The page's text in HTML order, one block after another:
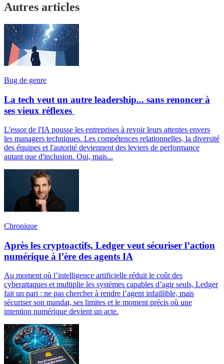
Autres articles
Bug de genre
La tech veut un autre leadership... sans renoncer à
ses vieux réflexes
L'essor de l'IA pousse les entreprises à revoir leurs attentes envers
les managers techniques. Les compétences relationnelles, la diversité
des équipes et l'autorité deviennent des leviers de performance
autant que d'inclusion. Oui, mais...
Chronique
Après les cryptoactifs, Ledger veut sécuriser l’action
numérique à l’ère des agents IA
Au moment où l’intelligence artificielle réduit le coût des
cyberattaques et multiplie les systèmes capables d’agir seuls, Ledger
fait un pari : ne pas chercher à rendre l’agent infaillible, mais
sécuriser son mandat, ses limites et le moment précis où une
intention numérique devient un acte.